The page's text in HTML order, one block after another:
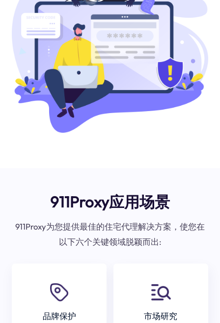
911Proxy应用场景
911Proxy为您提供最佳的住宅代理解决方案，使您在
以下六个关键领域脱颖而出:
品牌保护 市场研究